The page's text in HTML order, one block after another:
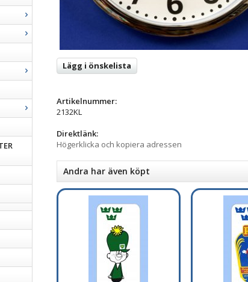
Lägg i önskelista
Artikelnummer:
2132KL
Direktlänk:
Högerklicka och kopiera adressen
Andra har även köpt